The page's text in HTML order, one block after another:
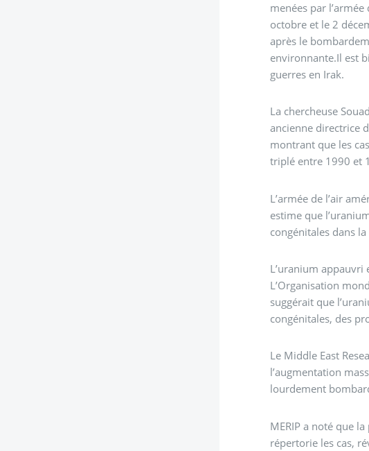
menées par
octobre et le 2
après le
environnante.Il est
guerres en Irak.
La chercheuse
ancienne directrice
montrant que les
triplé entre 1990 et
L’armée de l’air
estime que
congénitales dans
L’uranium
L’Organisation
suggérait que
congénitales, des
Le Middle East
l’augmentation
lourdement
MERIP a noté que
répertorie les cas,